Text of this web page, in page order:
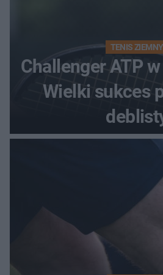
TENIS ZIEMNY
Challenger ATP
Wielki sukces